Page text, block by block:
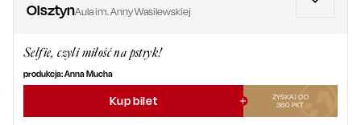
OlsztynAula im. Anny Wasilewskiej
Selfie, czyli miłość na pstryk!
produkcja: Anna Mucha
Kup bilet
ZYSKAJ OD
360 PKT